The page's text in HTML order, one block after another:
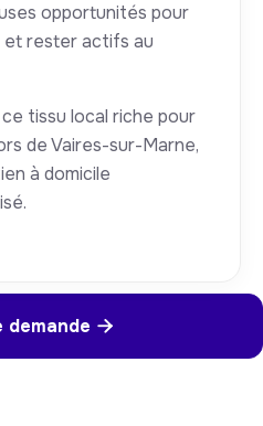
opportunités pour
et rester actifs au
tissu local riche pour
de Vaires-sur-Marne,
à domicile
demande 